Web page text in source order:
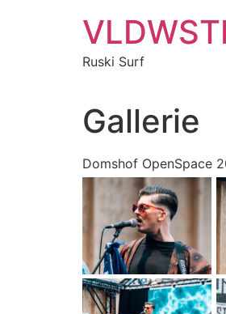
Ruski Surf
Gallerie
Domshof OpenSpace